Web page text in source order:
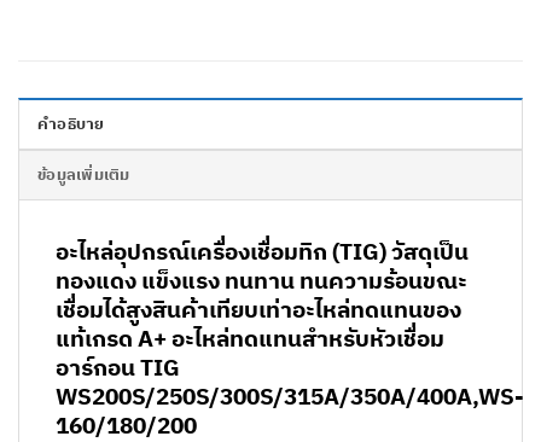
คำอธิบาย
ข้อมูลเพิ่มเติม
อะไหล่อุปกรณ์เครื่องเชื่อมทิก (TIG) วัสดุเป็น
ทองแดง แข็งแรง ทนทาน ทนความร้อนขณะ
เชื่อมได้สูงสินค้าเทียบเท่าอะไหล่ทดแทนของ
แท้เกรด A+ อะไหล่ทดแทนสำหรับหัวเชื่อม
อาร์กอน TIG
WS200S/250S/300S/315A/350A/400A,WS-
160/180/200